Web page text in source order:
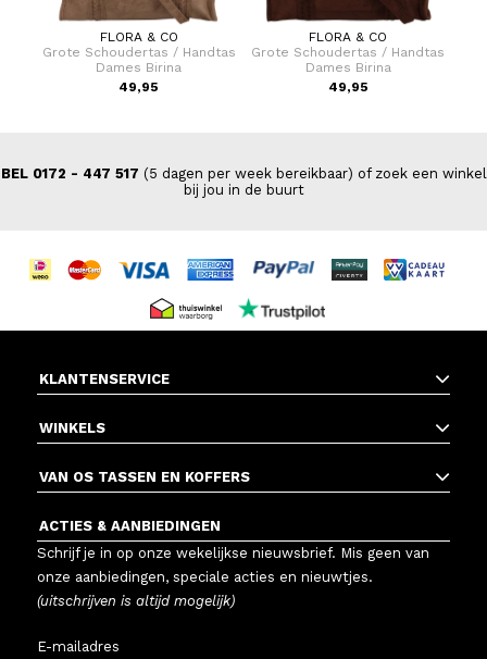
FLORA & CO
Grote Schoudertas / Handtas
Dames Birina
49,95
FLORA & CO
Grote Schoudertas / Handtas
Dames Birina
49,95
BEL 0172 - 447 517 (5 dagen per week bereikbaar) of zoek een winkel
bij jou in de buurt
KLANTENSERVICE
WINKELS
VAN OS TASSEN EN KOFFERS
ACTIES & AANBIEDINGEN
Schrijf je in op onze wekelijkse nieuwsbrief. Mis geen van
onze aanbiedingen, speciale acties en nieuwtjes.
(uitschrijven is altijd mogelijk)
E-mailadres